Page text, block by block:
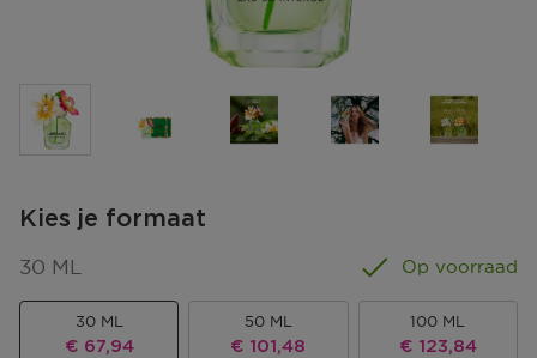
Kies je formaat
30 ML Op voorraad
30 ML
Kortingsprijs
€ 67,94
50 ML
Kortingsprijs
€ 101,48
100 ML
Kortingsprijs
€ 123,84